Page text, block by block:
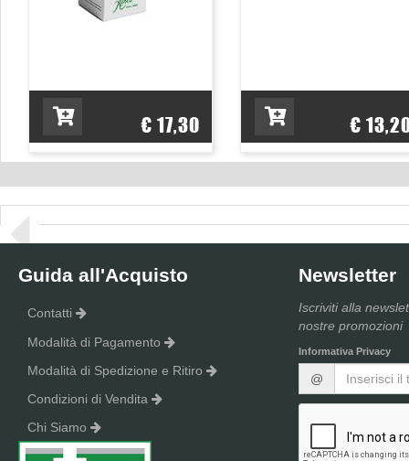
€ 17,30 €
Guida all'Acquisto
Contatti
Modalità di Pagamento
Modalità di Spedizione e Ritiro
Condizioni di Vendita
Chi Siamo
Newsletter
Iscriviti alla
nostre promozioni
Informativa Privacy
@